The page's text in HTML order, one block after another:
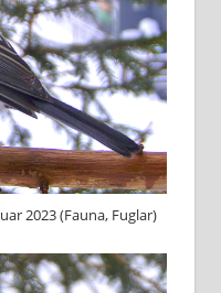
2023 (Fauna, Fuglar)